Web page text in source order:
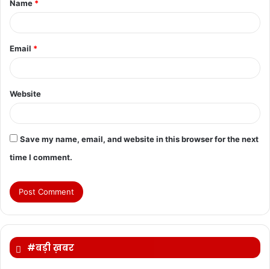
*
Name *
Email *
Website
Save my name, email, and website in this browser for the next
time I comment.
#बड़ी ख़बर